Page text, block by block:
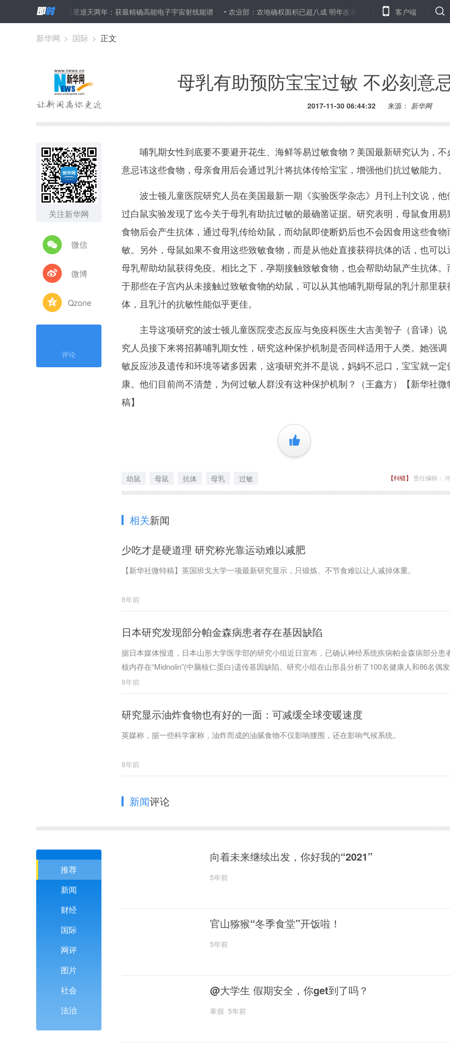
暗物质卫星巡天两年：获最精确高能电子宇宙射线能谱 农业部：农地确权面积已超八成 明年改革将步入深化 醉驾男子完成30小时
客户端
新华网 > 国际 > 正文
母乳有助预防宝宝过敏 不必刻意
2017-11-30 06:44:32 来源： 新华网
关注新华网
微信
微博
Qzone
评论
哺乳期女性到底要不要避开花生、海鲜等易过敏食物？美国最新研究认为，不
意忌讳这些食物，母亲食用后会通过乳汁将抗体传给宝宝，增强他们抗过敏能力。
波士顿儿童医院研究人员在美国最新一期《实验医学杂志》月刊上刊文说，他
过白鼠实验发现了迄今关于母乳有助抗过敏的最确凿证据。研究表明，母鼠食用易
食物后会产生抗体，通过母乳传给幼鼠，而幼鼠即使断奶后也不会因食用这些食物
敏。另外，母鼠如果不食用这些致敏食物，而是从他处直接获得抗体的话，也可以
母乳帮助幼鼠获得免疫。相比之下，孕期接触致敏食物，也会帮助幼鼠产生抗体。
于那些在子宫内从未接触过致敏食物的幼鼠，可以从其他哺乳期母鼠的乳汁那里获
体，且乳汁的抗敏性能似乎更佳。
主导这项研究的波士顿儿童医院变态反应与免疫科医生大吉美智子（音译）说
究人员接下来将招募哺乳期女性，研究这种保护机制是否同样适用于人类。她强调
敏反应涉及遗传和环境等诸多因素，这项研究并不是说，妈妈不忌口，宝宝就一定
康。他们目前尚不清楚，为何过敏人群没有这种保护机制？（王鑫方）【新华社微
稿】
+1
幼鼠 母鼠 抗体 母乳 过敏 【纠错】 责任编辑：
相关新闻
少吃才是硬道理 研究称光靠运动难以减肥
【新华社微特稿】英国班戈大学一项最新研究显示，只锻炼、不节食难以让人减掉体重。
8年前
日本研究发现部分帕金森病患者存在基因缺陷
据日本媒体报道，日本山形大学医学部的研究小组近日宣布，已确认神经系统疾病帕金森病部分患
核内存在“Midnolin”(中脑核仁蛋白)遗传基因缺陷。研究小组在山形县分析了100名健康人和86名偶
者的血液，发现相当于10.5%的患者即9人存在上述基因缺陷，而健康人则不存在该缺陷。
8年前
研究显示油炸食物也有好的一面：可减缓全球变暖速度
英媒称，据一些科学家称，油炸而成的油腻食物不仅影响腰围，还在影响气候系统。
8年前
新闻评论
推荐
新闻
财经
国际
网评
图片
社会
法治
向着未来继续出发，你好我的“2021”
5年前
官山猕猴“冬季食堂”开饭啦！
5年前
@大学生 假期安全，你get到了吗？
寒假 5年前